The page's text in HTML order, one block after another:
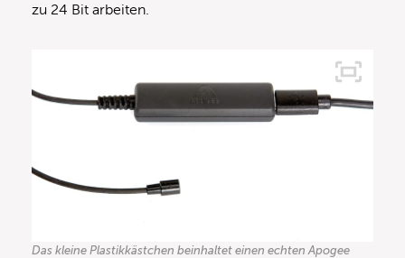
zu 24 Bit arbeiten.
Das kleine Plastikkästchen beinhaltet einen echten Apogee